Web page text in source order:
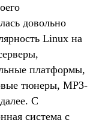
довольно
Linux на
платформы,
тюнеры, MP3-
С
система с